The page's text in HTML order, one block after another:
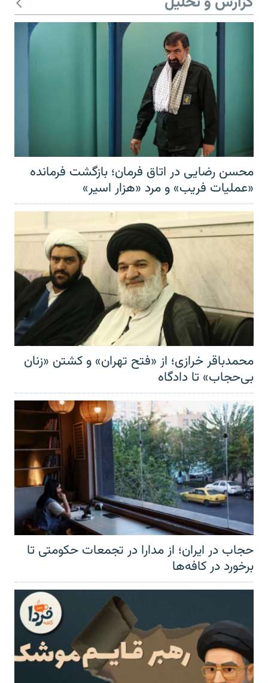
محسن رضایی در اتاق فرمان؛ بازگشت فرمانده
«عملیات فریب» و مرد «هزار اسیر»
محمدباقر خرازی؛ از «فتح تهران» و کشتن «زنان
بی‌حجاب» تا دادگاه
حجاب در ایران؛ از مدارا در تجمعات حکومتی تا
برخورد در کافه‌ها